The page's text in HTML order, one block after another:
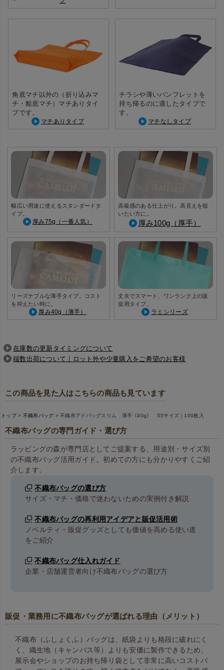
角底マチ以外の（折り込みマ
チ・船底マチ）マチありタイ
プです。
マチありタイプ
チラシや薄いパンフレットを
持ち帰るのに適したタイプで
す。
マチなしタイプ
幅広い用途に使えるスタンダードタ
イプ。
厚み75g（一番人気）
高級感のある仕上がり。高見えを狙
いたい方に。
厚み100g（厚手）
リーズナブルな薄手タイプ。コスト
を抑えたい時に。
厚み40g（薄手）
丈夫でスマート、ワンランク上の販
促用タイプ。
ラミシリーズ
在庫数の更新タイミングについて
端数出荷について｜ロット外や少量購入をご希望のお客様
この商品を見た人はこちらの商品も見ています
トップ 不織布バッグ 不織布アドバッグスリム 薄手《40g》 S5サイズ｜100枚入
不織布バッグの専門ガイド・選び方
ラッピングの森が専門店としてご提案する、用途別・サイズ別
の不織布バッグ活用ガイド。初めての方にも分かりやすくご紹
介します。
不織布バッグの選び方
サイズ・マチ・価格で迷わないための実例付き解説
不織布バッグの再利用アイデアと販促活用術
ノベルティ・販促グッズとしても価値を高める使い道
をご紹介
不織布バッグ仕入れガイド
企業・店舗運営者向け不織布バッグの選び方
販促・業務用に不織布バッグが選ばれる理由（メリット）
不織布（ふしょくふ）バッグは、紙袋よりも格段に破れにく
く、織生地（キャンバス等）よりも安価に製作できるため、
展示会やショップのお持ち帰り袋として非常に高いコストパ